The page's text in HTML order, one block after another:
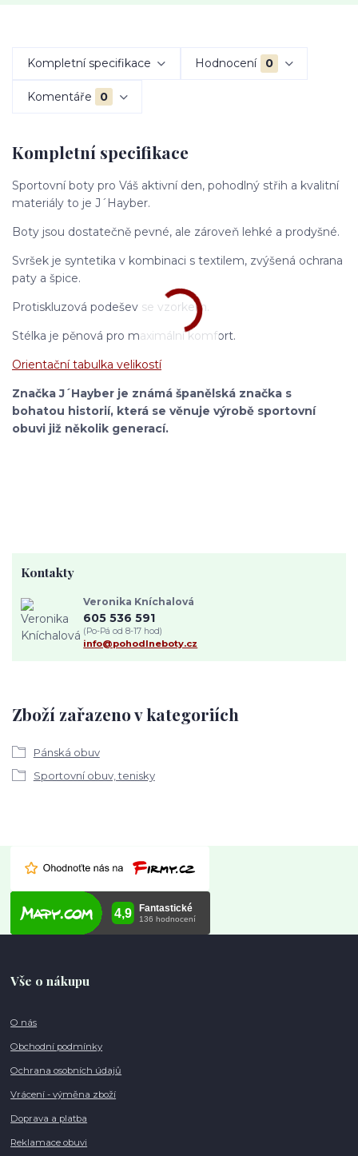
Kompletní specifikace Hodnocení 0
Komentáře 0
Kompletní specifikace
Sportovní boty pro Váš aktivní den, pohodlný střih a kvalitní
materiály to je J´Hayber.
Boty jsou dostatečně pevné, ale zároveň lehké a prodyšné.
Svršek je syntetika v kombinaci s textilem, zvýšená ochrana
paty a špice.
Protiskluzová podešev se vzorkem.
Stélka je pěnová pro maximální komfort.
Orientační tabulka velikostí
Značka J´Hayber je známá španělská značka s
bohatou historií, která se věnuje výrobě sportovní
obuvi již několik generací.
Zboží zařazeno v kategoriích
Pánská obuv
Sportovní obuv, tenisky
Kontakty
Veronika Kníchalová
605 536 591
(Po-Pá od 8-17 hod)
info@pohodlneboty.cz
Vše o nákupu
O nás
Obchodní podmínky
Ochrana osobních údajů
Vrácení - výměna zboží
Doprava a platba
Reklamace obuvi